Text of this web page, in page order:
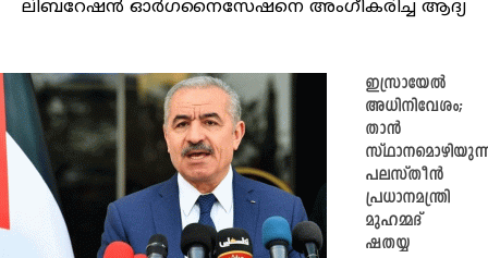
ലിബറേഷൻ ഓർഗനൈസേഷനെ അംഗീകരിച്ച ആദ്യ
ഇസ്രായേൽ
അധിനിവേശം;
താൻ
പലസ്തീൻ
പ്രധാനമന്ത്രി
മുഹമ്മദ്
ഷതയ്യ